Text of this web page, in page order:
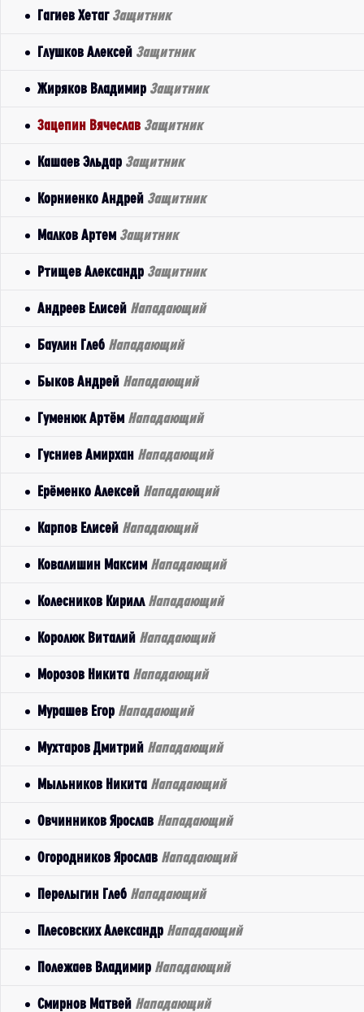
Гагиев Хетаг Защитник
Глушков Алексей Защитник
Жиряков Владимир Защитник
Зацепин Вячеслав Защитник
Кашаев Эльдар Защитник
Корниенко Андрей Защитник
Малков Артем Защитник
Ртищев Александр Защитник
Андреев Елисей Нападающий
Баулин Глеб Нападающий
Быков Андрей Нападающий
Гуменюк Артём Нападающий
Гусниев Амирхан Нападающий
Ерёменко Алексей Нападающий
Карпов Елисей Нападающий
Ковалишин Максим Нападающий
Колесников Кирилл Нападающий
Королюк Виталий Нападающий
Морозов Никита Нападающий
Мурашев Егор Нападающий
Мухтаров Дмитрий Нападающий
Мыльников Никита Нападающий
Овчинников Ярослав Нападающий
Огородников Ярослав Нападающий
Перелыгин Глеб Нападающий
Плесовских Александр Нападающий
Полежаев Владимир Нападающий
Смирнов Матвей Нападающий